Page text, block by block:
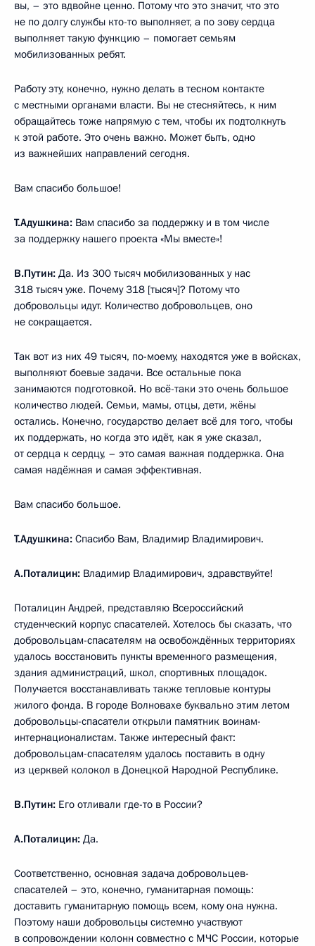
вы, – это вдвойне ценно. Потому что это значит, что это
не по долгу службы кто-то выполняет, а по зову сердца
выполняет такую функцию – помогает семьям
мобилизованных ребят.
Работу эту, конечно, нужно делать в тесном контакте
с местными органами власти. Вы не стесняйтесь, к ним
обращайтесь тоже напрямую с тем, чтобы их подтолкнуть
к этой работе. Это очень важно. Может быть, одно
из важнейших направлений сегодня.
Вам спасибо большое!
Т.Адушкина: Вам спасибо за поддержку и в том числе
за поддержку нашего проекта «Мы вместе»!
В.Путин: Да. Из 300 тысяч мобилизованных у нас
318 тысяч уже. Почему 318 [тысяч]? Потому что
добровольцы идут. Количество добровольцев, оно
не сокращается.
Так вот из них 49 тысяч, по-моему, находятся уже в войсках,
выполняют боевые задачи. Все остальные пока
занимаются подготовкой. Но всё-таки это очень большое
количество людей. Семьи, мамы, отцы, дети, жёны
остались. Конечно, государство делает всё для того, чтобы
их поддержать, но когда это идёт, как я уже сказал,
от сердца к сердцу, – это самая важная поддержка. Она
самая надёжная и самая эффективная.
Вам спасибо большое.
Т.Адушкина: Спасибо Вам, Владимир Владимирович.
А.Поталицин: Владимир Владимирович, здравствуйте!
Поталицин Андрей, представляю Всероссийский
студенческий корпус спасателей. Хотелось бы сказать, что
добровольцам-спасателям на освобождённых территориях
удалось восстановить пункты временного размещения,
здания администраций, школ, спортивных площадок.
Получается восстанавливать также тепловые контуры
жилого фонда. В городе Волновахе буквально этим летом
добровольцы-спасатели открыли памятник воинам-
интернационалистам. Также интересный факт:
добровольцам-спасателям удалось поставить в одну
из церквей колокол в Донецкой Народной Республике.
В.Путин: Его отливали где-то в России?
А.Поталицин: Да.
Соответственно, основная задача добровольцев-
спасателей – это, конечно, гуманитарная помощь:
доставить гуманитарную помощь всем, кому она нужна.
Поэтому наши добровольцы системно участвуют
в сопровождении колонн совместно с МЧС России, которые